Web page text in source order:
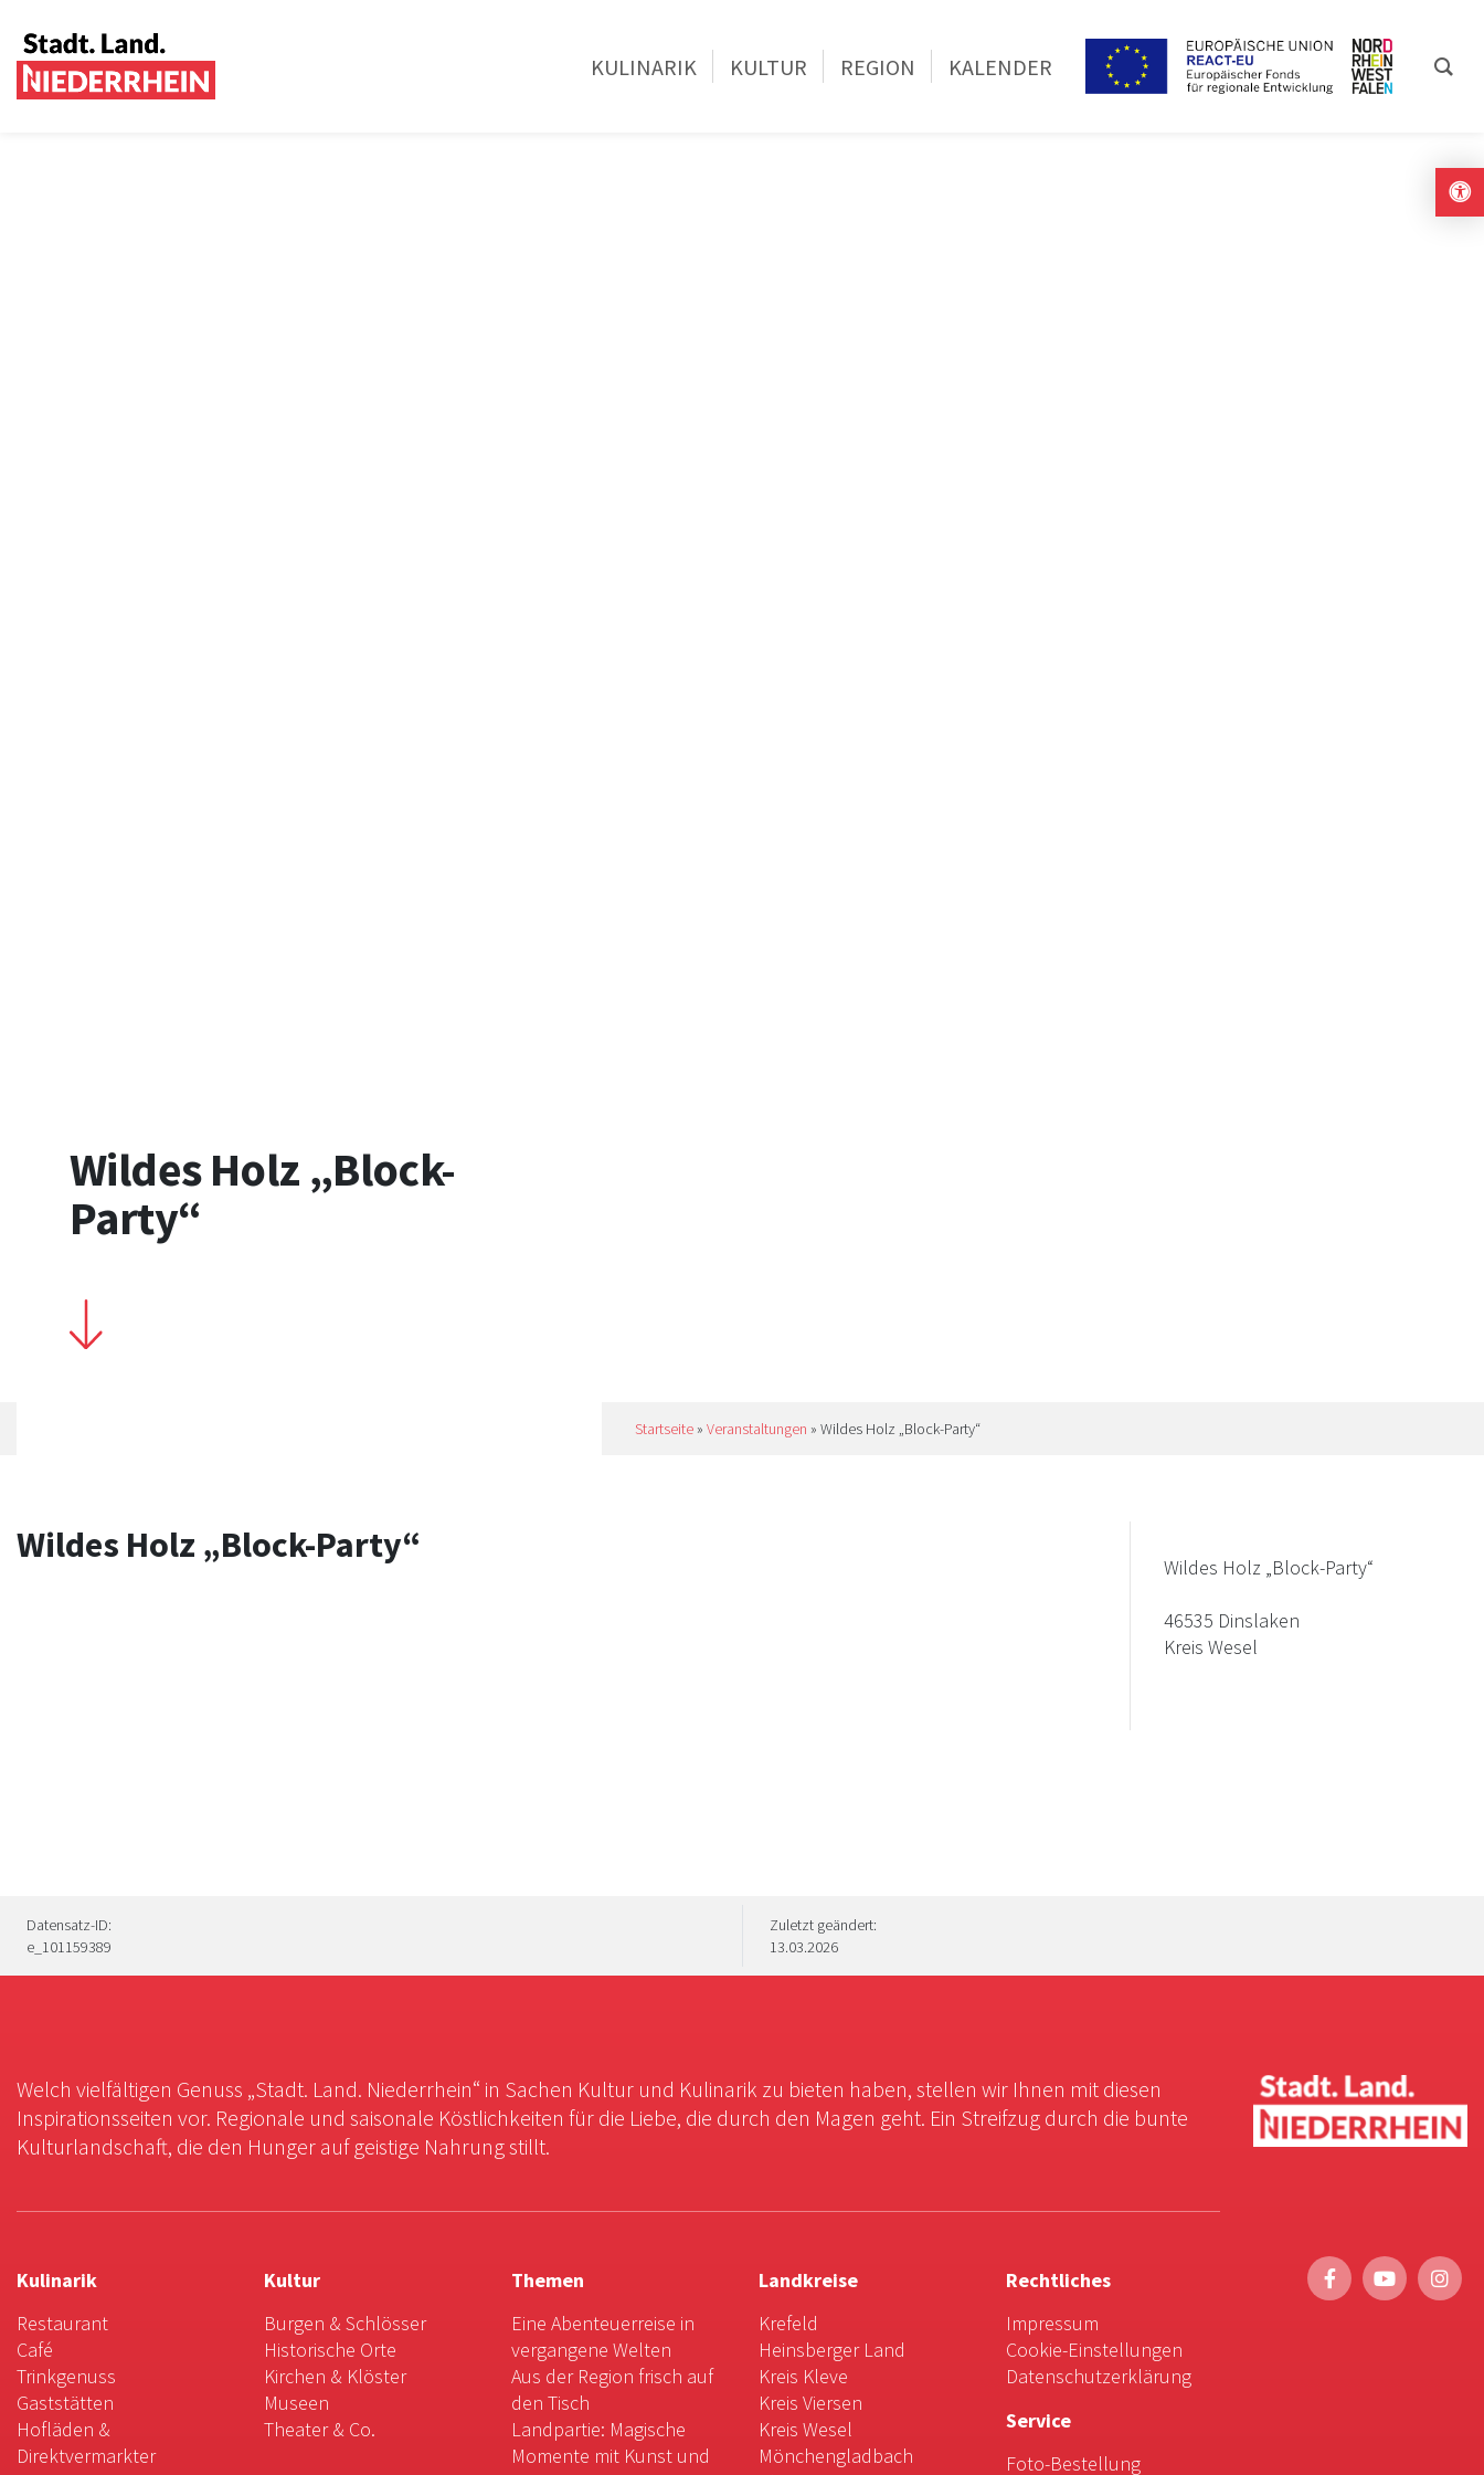
KULINARIK KULTUR REGION KALENDER
Wildes Holz „Block-
Party“
Startseite » Veranstaltungen » Wildes Holz „Block-Party“
Wildes Holz „Block-Party“
Wildes Holz „Block-Party“
46535 Dinslaken
Kreis Wesel
Datensatz-ID:
e_101159389
Zuletzt geändert:
13.03.2026
Welch vielfältigen Genuss „Stadt. Land. Niederrhein“ in Sachen Kultur und Kulinarik zu bieten haben, stellen wir Ihnen mit diesen
Inspirationsseiten vor. Regionale und saisonale Köstlichkeiten für die Liebe, die durch den Magen geht. Ein Streifzug durch die bunte
Kulturlandschaft, die den Hunger auf geistige Nahrung stillt.
Kulinarik
Restaurant
Café
Trinkgenuss
Gaststätten
Hofläden &
Direktvermarkter
Kultur
Burgen & Schlösser
Historische Orte
Kirchen & Klöster
Museen
Theater & Co.
Themen
Eine Abenteuerreise in
vergangene Welten
Aus der Region frisch auf
den Tisch
Landpartie: Magische
Momente mit Kunst und
Landkreise
Krefeld
Heinsberger Land
Kreis Kleve
Kreis Viersen
Kreis Wesel
Mönchengladbach
Rechtliches
Impressum
Cookie-Einstellungen
Datenschutzerklärung
Service
Foto-Bestellung